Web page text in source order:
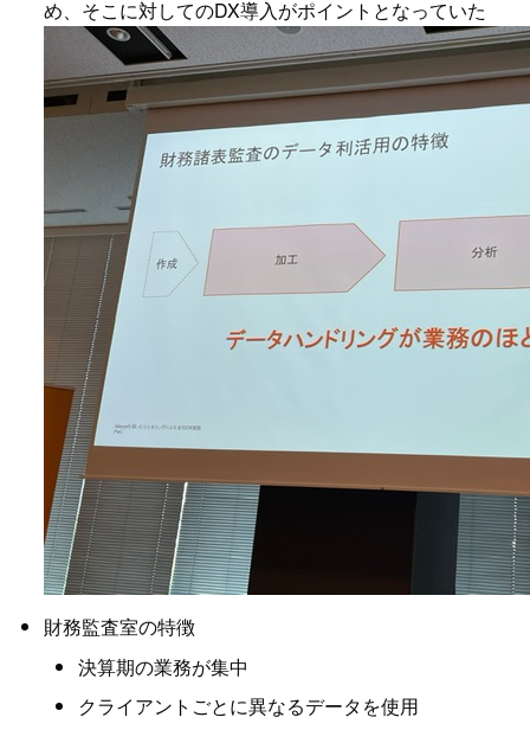
め、そこに対してのDX導入がポイントとなっていた
財務監査室の特徴
決算期の業務が集中
クライアントごとに異なるデータを使用